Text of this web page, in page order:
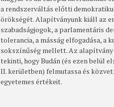
a rendszerváltás előtti
örökségét. Alapítványunk kiáll az
szabadságjogok, a parlamentáris
tolerancia, a másság elfogadása, a
sokszínűség mellett. Az
tekinti, hogy Budán (és ezen belül
II. kerületben) felmutassa és
egyetemes értékeit.